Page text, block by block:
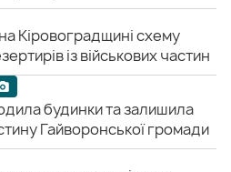
Кіровоградщині схему
із військових частин
будинки та залишила
Гайворонської громади